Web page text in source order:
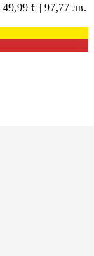
49,99 € | 97,77 лв.